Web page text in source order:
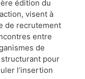
édition du
visent à
de recrutement
entre
de
structurant pour
l’insertion